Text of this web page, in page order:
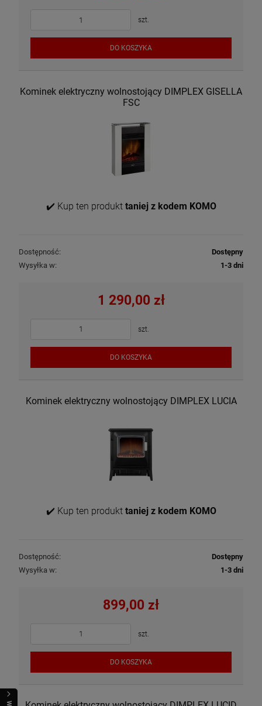
szt.
DO KOSZYKA
Kominek elektryczny wolnostojący DIMPLEX GISELLA
FSC
✔️ Kup ten produkt taniej z kodem KOMO
Dostępność:
Dostępny
Wysyłka w:
1-3 dni
1 290,00 zł
szt.
DO KOSZYKA
Kominek elektryczny wolnostojący DIMPLEX LUCIA
✔️ Kup ten produkt taniej z kodem KOMO
Dostępność:
Dostępny
Wysyłka w:
1-3 dni
899,00 zł
szt.
DO KOSZYKA